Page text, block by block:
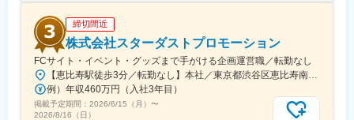
締切間近
株式会社スターダストプロモーション
FCサイト・イベント・グッズまで手がける企画運営職／転勤なし
例）年収460万円（入社3年目）
掲載予定期間： 2026/6/15（月） 〜
2026/8/16（日）